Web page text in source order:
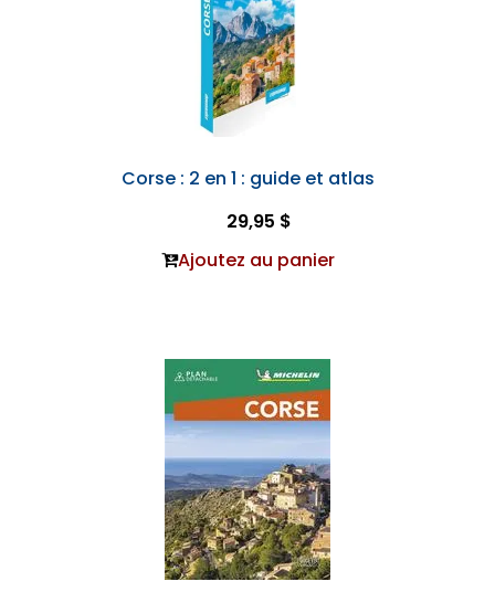
Corse : 2 en 1 : guide et atlas
29,95 $
Ajoutez au panier